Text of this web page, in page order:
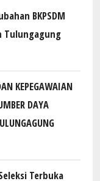
BKPSDM
Tulungagung
KEPEGAWAIAN
DAYA
Terbuka